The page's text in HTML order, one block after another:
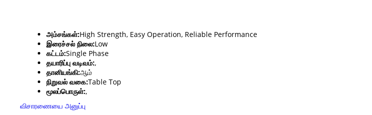
அம்சங்கள்:High Strength, Easy Operation, Reliable Performance
இரைச்சல் நிலை:Low
கட்டம்:Single Phase
தயாரிப்பு வடிவம்:,
தானியங்கி:ஆம்
நிறுவல் வகை:Table Top
மூலப்பொருள்:,
விசாரணையை அனுப்பு